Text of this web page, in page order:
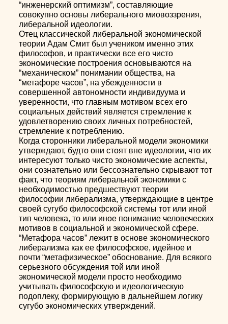
“инженерский оптимизм”, составляющие
совокупно основы либерального миовоззрения,
либеральной идеологии.
Отец классической либеральной экономической
теории Адам Смит был учеником именно этих
философов, и практически все его чисто
экономические построения основываются на
“механическом” понимании общества, на
“метафоре часов”, на убежденности в
совершенной автономности индивидуума и
уверенности, что главным мотивом всех его
социальных действий является стремление к
удовлетворению своих личных потребностей,
стремление к потреблению.
Когда сторонники либеральной модели экономики
утверждают, будто они стоят вне идеологии, что их
интересуют только чисто экономические аспекты,
они сознательно или бессознательно скрывают тот
факт, что теориям либеральной экономики с
необходимостью предшествуют теории
философии либерализма, утверждающие в центре
своей сугубо философской системы тот или иной
тип человека, то или иное понимание человеческих
мотивов в социальной и экономической сфере.
“Метафора часов” лежит в основе экономического
либерализма как ее философское, идейное и
почти “метафизическое” обоснование. Для всякого
серьезного обсуждения той или иной
экономической модели просто необходимо
учитывать философскую и идеологическую
подоплеку, формирующую в дальнейшем логику
сугубо экономических утверждений.